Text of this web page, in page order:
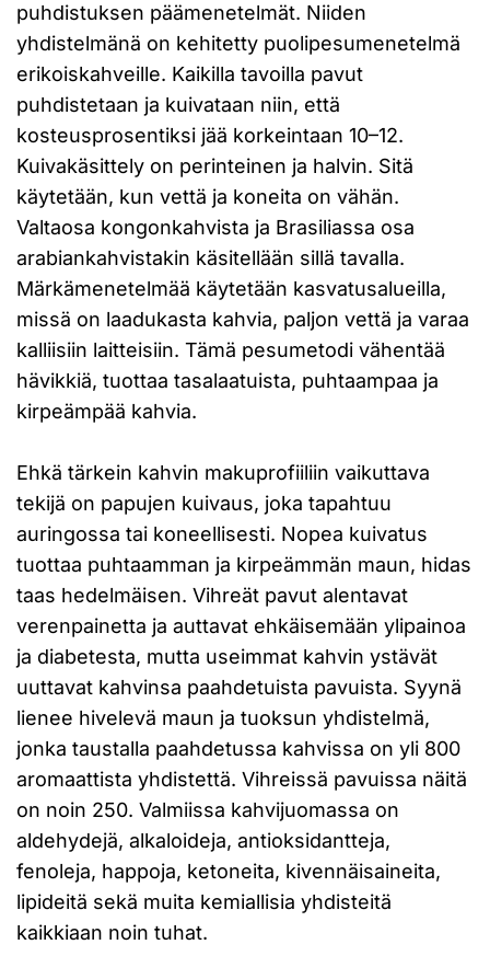
puhdistuksen päämenetelmät. Niiden
yhdistelmänä on kehitetty puolipesumenetelmä
erikoiskahveille. Kaikilla tavoilla pavut
puhdistetaan ja kuivataan niin, että
kosteusprosentiksi jää korkeintaan 10–12.
Kuivakäsittely on perinteinen ja halvin. Sitä
käytetään, kun vettä ja koneita on vähän.
Valtaosa kongonkahvista ja Brasiliassa osa
arabiankahvistakin käsitellään sillä tavalla.
Märkämenetelmää käytetään kasvatusalueilla,
missä on laadukasta kahvia, paljon vettä ja varaa
kalliisiin laitteisiin. Tämä pesumetodi vähentää
hävikkiä, tuottaa tasalaatuista, puhtaampaa ja
kirpeämpää kahvia.
Ehkä tärkein kahvin makuprofiiliin vaikuttava
tekijä on papujen kuivaus, joka tapahtuu
auringossa tai koneellisesti. Nopea kuivatus
tuottaa puhtaamman ja kirpeämmän maun, hidas
taas hedelmäisen. Vihreät pavut alentavat
verenpainetta ja auttavat ehkäisemään ylipainoa
ja diabetesta, mutta useimmat kahvin ystävät
uuttavat kahvinsa paahdetuista pavuista. Syynä
lienee hivelevä maun ja tuoksun yhdistelmä,
jonka taustalla paahdetussa kahvissa on yli 800
aromaattista yhdistettä. Vihreissä pavuissa näitä
on noin 250. Valmiissa kahvijuomassa on
aldehydejä, alkaloideja, antioksidantteja,
fenoleja, happoja, ketoneita, kivennäisaineita,
lipideitä sekä muita kemiallisia yhdisteitä
kaikkiaan noin tuhat.